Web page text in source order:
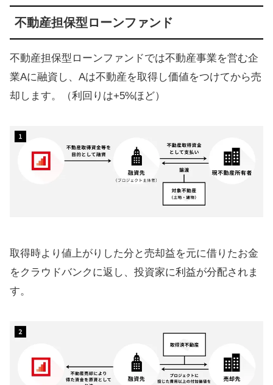
不動産担保型ローンファンド
不動産担保型ローンファンドでは不動産事業を営む企
業Aに融資し、Aは不動産を取得し価値をつけてから売
却します。（利回りは+5%ほど）
取得時より値上がりした分と売却益を元に借りたお金
をクラウドバンクに返し、投資家に利益が分配されま
す。